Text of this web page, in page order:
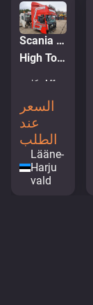
Scania R Series CR19
High Topline
السعر
عند
الطلب
Lääne-
Harju
vald